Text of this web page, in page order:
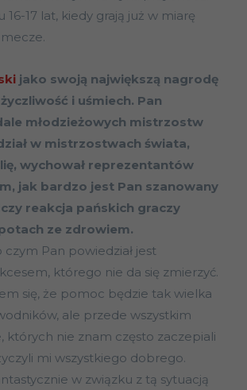
16-17 lat, kiedy grają już w miarę
jako swoją największą nagrodę
i uśmiech. Pan
młodzieżowych mistrzostw
w mistrzostwach świata,
wychował reprezentantów
jak bardzo jest Pan szanowany
reakcja pańskich graczy
ze zdrowiem.
czym Pan powiedział jest
którego nie da się zmierzyć.
się, że pomoc będzie tak wielka
ale przede wszystkim
których nie znam często zaczepiali
mi wszystkiego dobrego.
w związku z tą sytuacją